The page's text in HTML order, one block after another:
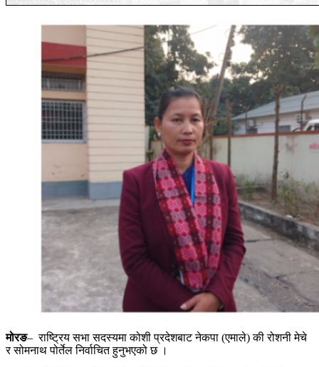
मोरङ– राष्ट्रिय सभा सदस्यमा कोशी प्रदेशबाट नेकपा (एमाले) की रोशनी मेचे
र सोमनाथ पोर्तेल निर्वाचित हुनुभएको छ ।